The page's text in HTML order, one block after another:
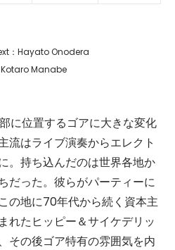
：Hayato Onodera
Manabe
に位置するゴアに大きな変化
流はライブ演奏からエレクト
。持ち込んだのは世界各地か
だった。彼らがパーティーに
の地に70年代から続く資本主
れたヒッピー＆サイケデリッ
その後ゴア特有の雰囲気を内